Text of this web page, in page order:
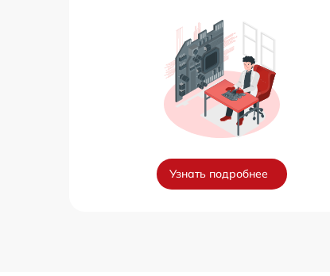
Узнать подробнее